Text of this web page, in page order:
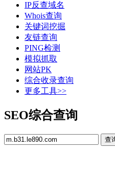
IP反查域名
Whois查询
关键词挖掘
友链查询
PING检测
模拟抓取
网站PK
综合收录查询
更多工具>>
SEO综合查询